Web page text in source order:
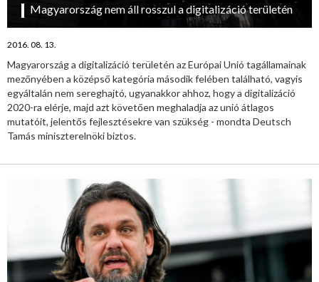
Magyarország nem áll rosszul a digitalizáció területén
2016. 08. 13.
Magyarország a digitalizáció területén az Európai Unió tagállamainak
mezőnyében a középső kategória második felében található, vagyis
egyáltalán nem sereghajtó, ugyanakkor ahhoz, hogy a digitalizáció
2020-ra elérje, majd azt követően meghaladja az unió átlagos
mutatóit, jelentős fejlesztésekre van szükség - mondta Deutsch
Tamás miniszterelnöki biztos.